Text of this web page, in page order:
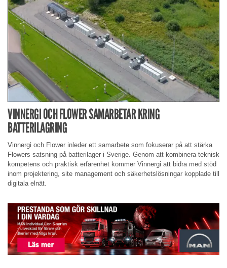
VINNERGI OCH FLOWER SAMARBETAR KRING
BATTERILAGRING
Vinnergi och Flower inleder ett samarbete som fokuserar på att stärka
Flowers satsning på batterilager i Sverige. Genom att kombinera teknisk
kompetens och praktisk erfarenhet kommer Vinnergi att bidra med stöd
inom projektering, site management och säkerhetslösningar kopplade till
digitala elnät.